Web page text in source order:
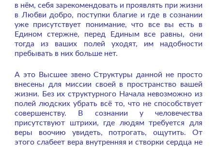
в нём, себя зарекомендовать и проявлять при жизни
в Любви добро, поступки благие и где в сознании
уже присутствует понимание, что все вы есть в
Едином стержне, перед Единым все равны, они
тогда из ваших полей уходят, им надобности
пребывать в них больше нет.
А это Высшее звено Структуры данной не просто
внесены для миссии своей в пространство вашей
жизни. Без их структурного Начала невозможно из
полей людских убрать всё то, что не способствует
совершенству. В сознании у человечества
присутствуют штрихи, где людям требуется для
веры воочию увидеть, потрогать, ощутить. От
этого слабеет вера внутренняя и створки сердца не